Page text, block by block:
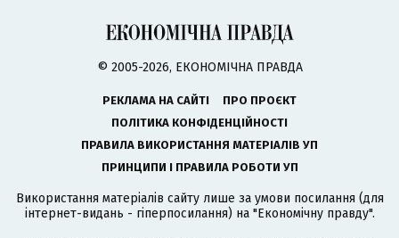
© 2005-2026, ЕКОНОМІЧНА ПРАВДА
РЕКЛАМА НА САЙТІ
ПРО ПРОЄКТ
ПОЛІТИКА КОНФІДЕНЦІЙНОСТІ
ПРАВИЛА ВИКОРИСТАННЯ МАТЕРІАЛІВ УП
ПРИНЦИПИ І ПРАВИЛА РОБОТИ УП
Використання матеріалів сайту лише за умови посилання (для
інтернет-видань - гіперпосилання) на "Економічну правду".